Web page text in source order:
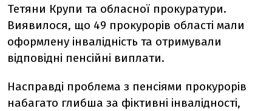
Тетяни Крупи та обласної прокуратури.
Виявилося, що 49 прокурорів області мали
оформлену інвалідність та отримували
відповідні пенсійні виплати.
Насправді проблема з пенсіями прокурорів
набагато глибша за фіктивні інвалідності,